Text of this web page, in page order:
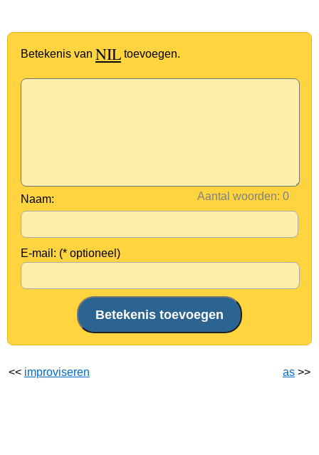
Betekenis van NIL toevoegen.
Aantal woorden:
Naam:
E-mail: (* optioneel)
<< improviseren as >>